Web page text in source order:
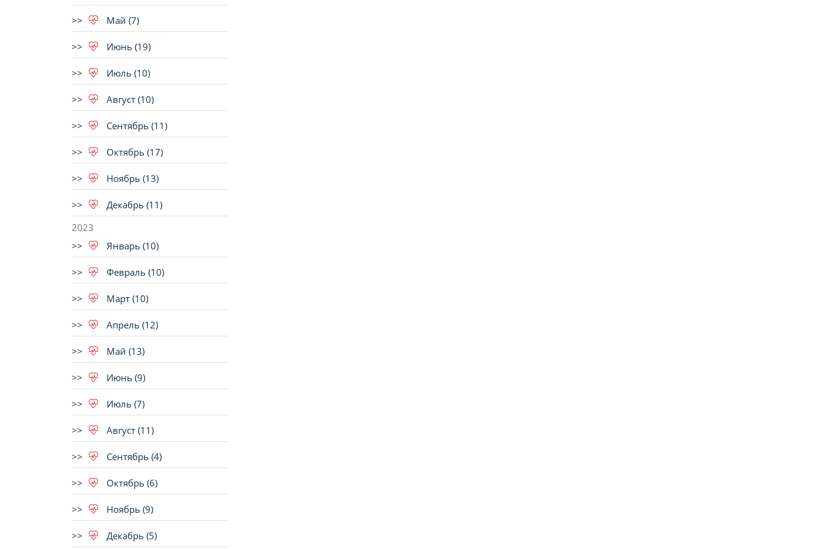
Май (7)
Июнь (19)
Июль (10)
Август (10)
Сентябрь (11)
Октябрь (17)
Ноябрь (13)
Декабрь (11)
2023
Январь (10)
Февраль (10)
Март (10)
Апрель (12)
Май (13)
Июнь (9)
Июль (7)
Август (11)
Сентябрь (4)
Октябрь (6)
Ноябрь (9)
Декабрь (5)